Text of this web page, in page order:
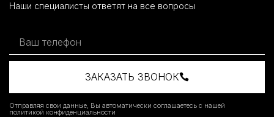
Наши специалисты ответят на все вопросы
ЗАКАЗАТЬ ЗВОНОК
Отправляя свои данные, Вы автоматически соглашаетесь с нашей
политикой конфиденциальности